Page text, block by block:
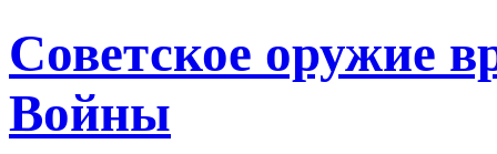
Cоветское оружие
Войны